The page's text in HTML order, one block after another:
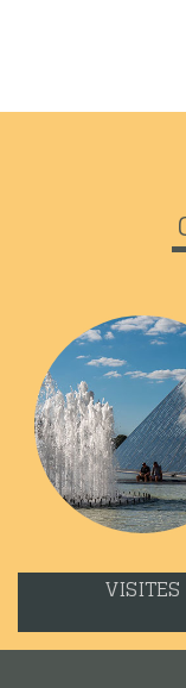
VISITES